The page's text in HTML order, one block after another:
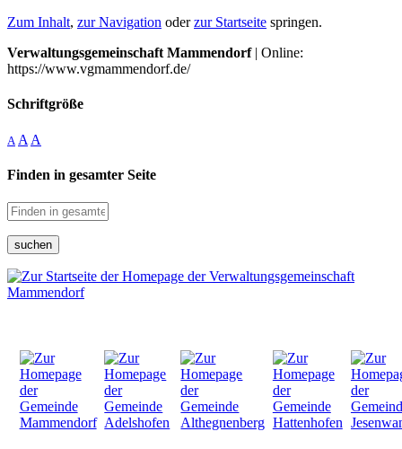
Zum Inhalt, zur Navigation oderzur Startseite springen.
Verwaltungsgemeinschaft Mammendorf| Online:
https://www.vgmammendorf.de/
Schriftgröße
A A A
Finden in gesamter Seite
suchen